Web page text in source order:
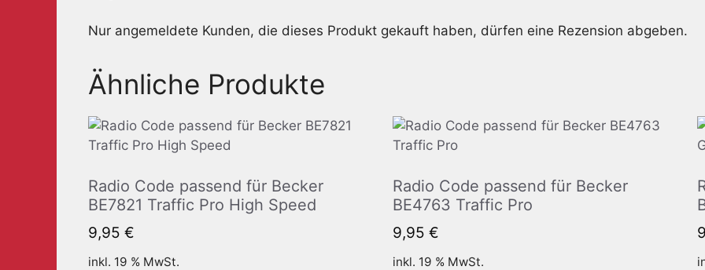
Nur angemeldete Kunden, die dieses Produkt gekauft haben, dürfen eine Rezension abgeben.
Ähnliche Produkte
Radio Code passend für Becker
BE7821 Traffic Pro High Speed
9,95 €
inkl. 19 % MwSt.
Radio Code passend für Becker
BE4763 Traffic Pro
9,95 €
inkl. 19 % MwSt.